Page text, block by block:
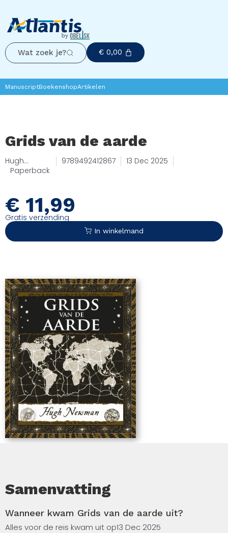
Wat zoek je? € 0,00
ManuscriptBoekenshopArtikelen
Grids van de aarde
Hugh
Newman
9789492412867
13 Dec 2025
Paperback
€ 11,99
Gratis verzending
In winkelmand
Samenvatting
Wanneer kwam Grids van de aarde uit?
Alles voor de reis kwam uit op13 Dec 2025